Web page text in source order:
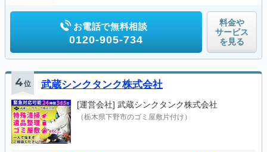
お電話で無料相談
0120-905-734
料金や
サービス
を見る
4位 武蔵シンクタンク株式会社
[運営会社] 武蔵シンクタンク株式会社
（栃木県下野市のゴミ屋敷片付け）